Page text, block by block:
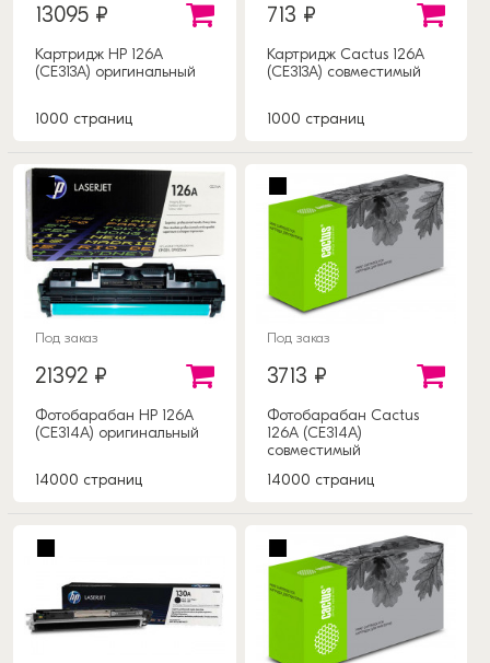
13095 ₽
Картридж HP 126А
(CE313A) оригинальный
1000 страниц
713 ₽
Картридж Cactus 126А
(CE313A) совместимый
1000 страниц
Под заказ
21392 ₽
Фотобарабан HP 126А
(CE314A) оригинальный
14000 страниц
Под заказ
3713 ₽
Фотобарабан Cactus
126А (CE314A)
совместимый
14000 страниц